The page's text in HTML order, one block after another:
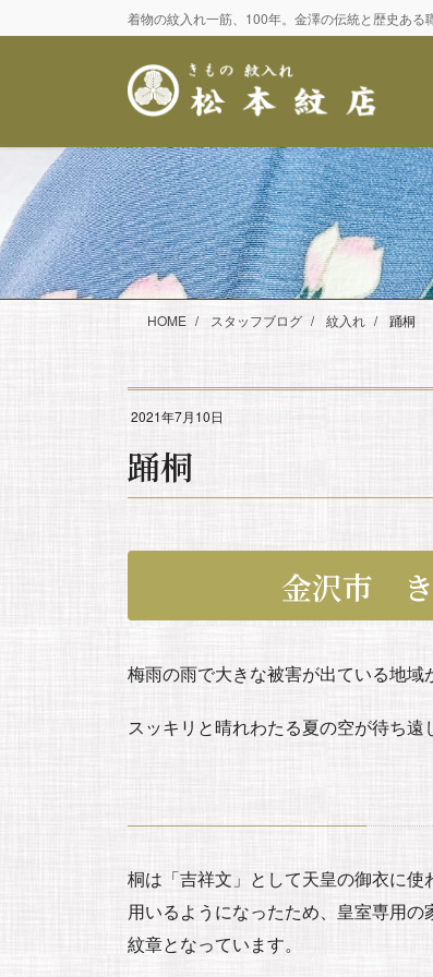
ン
に
ビ
ョ
移
動
着物の紋入れ一筋、100年。金澤の伝統と歴史ある
HOME スタッフブログ 紋入れ 踊桐
2021年7月10日
踊桐
金沢市 き
梅雨の雨で大きな被害が出ている地域
スッキリと晴れわたる夏の空が待ち遠
桐は「吉祥文」として天皇の御衣に
用いるようになったため、皇室専用
紋章となっています。